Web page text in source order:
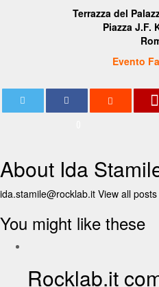
Terrazza del
Piazza J.F.
Evento
About Ida
ida.stamile@rocklab.it View all
You might like these
Rocklab.it